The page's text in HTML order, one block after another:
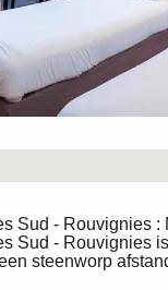
Sud - Rouvignies
Sud - Rouvignies
steenworp